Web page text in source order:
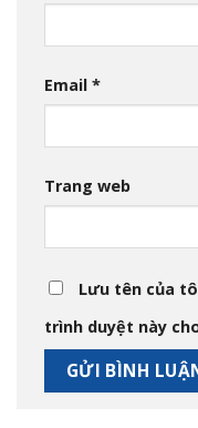
Email *
Trang web
Lưu tên của
trình duyệt này